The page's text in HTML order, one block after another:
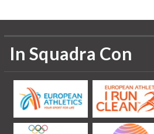
In Squadra Con